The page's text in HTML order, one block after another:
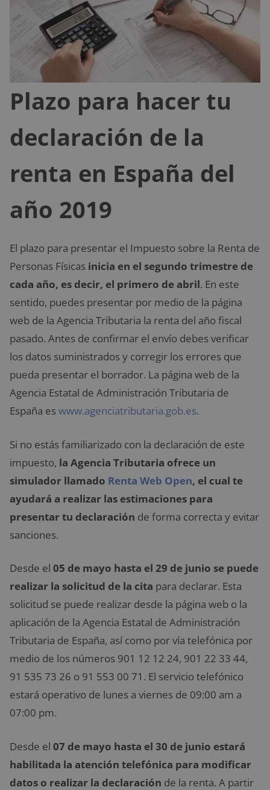
Plazo para hacer tu
declaración de la
renta en España del
año 2019
El plazo para presentar el Impuesto sobre la Renta de
Personas Físicas inicia en el segundo trimestre de
cada año, es decir, el primero de abril. En este
sentido, puedes presentar por medio de la página
web de la Agencia Tributaria la renta del año fiscal
pasado. Antes de confirmar el envío debes verificar
los datos suministrados y corregir los errores que
pueda presentar el borrador. La página web de la
Agencia Estatal de Administración Tributaria de
España eswww.agenciatributaria.gob.es.
Si no estás familiarizado con la declaración de este
impuesto, la Agencia Tributaria ofrece un
simulador llamado Renta Web Open, el cual te
ayudará a realizar las estimaciones para
presentar tu declaración de forma correcta y evitar
sanciones.
Desde el 05 de mayo hasta el 29 de junio se puede
realizar la solicitud de la cita para declarar. Esta
solicitud se puede realizar desde la página web o la
aplicación de la Agencia Estatal de Administración
Tributaria de España, así como por vía telefónica por
medio de los números 901 12 12 24, 901 22 33 44,
91 535 73 26 o 91 553 00 71. El servicio telefónico
estará operativo de lunes a viernes de 09:00 am a
07:00 pm.
Desde el 07 de mayo hasta el 30 de junio estará
habilitada la atención telefónica para modificar
datos o realizar la declaración de la renta. A partir